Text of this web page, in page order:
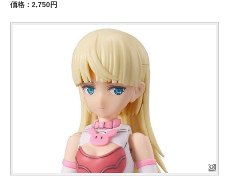
価格：2,750円